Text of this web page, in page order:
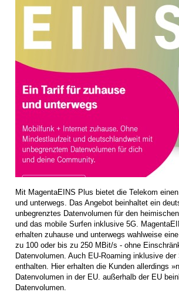
Mit MagentaEINS Plus bietet die Telekom
und unterwegs. Das Angebot beinhaltet ein
unbegrenztes Datenvolumen für den
und das mobile Surfen inklusive 5G.
erhalten zuhause und unterwegs wahlweise
zu 100 oder bis zu 250 MBit/s - ohne
Datenvolumen. Auch EU-Roaming inklusive
enthalten. Hier erhalten die Kunden allerdings
Datenvolumen in der EU. außerhalb der EU
Datenvolumen.